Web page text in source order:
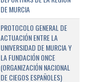
DE MURCIA
PROTOCOLO GENERAL DE
ACTUACIÓN ENTRE LA
UNIVERSIDAD DE MURCIA Y
LA FUNDACIÓN ONCE
(ORGANIZACIÓN NACIONAL
DE CIEGOS ESPAÑOLES)